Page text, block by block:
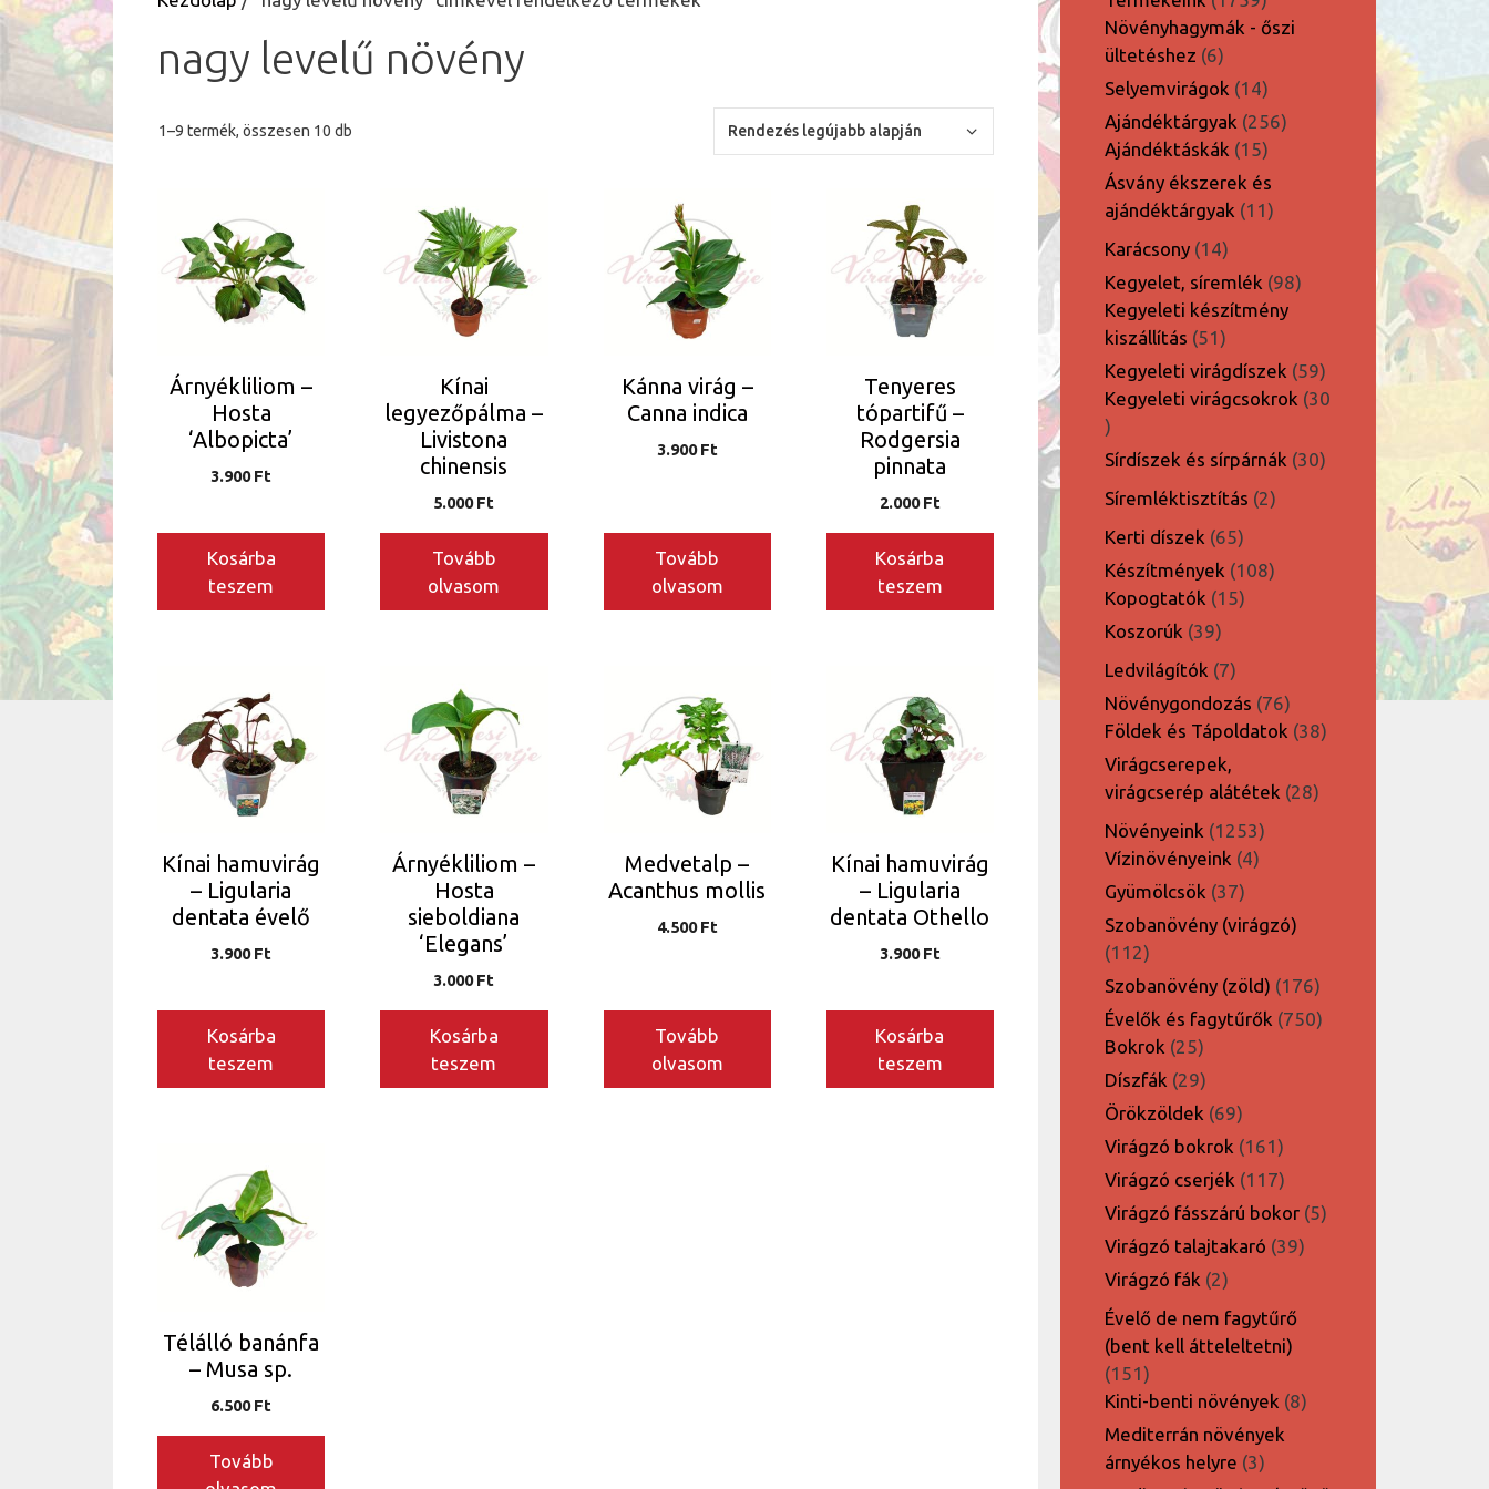
nagy levelű növény
1–9 termék, összesen 10 db
Árnyékliliom –
Hosta
‘Albopicta’
3.900Ft
Kosárba
teszem
Kínai
legyezőpálma –
Livistona
chinensis
5.000Ft
Tovább
olvasom
Kánna virág –
Canna indica
3.900Ft
Tovább
olvasom
Tenyeres
tópartifű –
Rodgersia
pinnata
2.000Ft
Kosárba
teszem
Kínai hamuvirág
– Ligularia
dentata évelő
3.900Ft
Kosárba
teszem
Árnyékliliom –
Hosta
sieboldiana
‘Elegans’
3.000Ft
Kosárba
teszem
Medvetalp –
Acanthus mollis
4.500Ft
Tovább
olvasom
Kínai hamuvirág
– Ligularia
dentata Othello
3.900Ft
Kosárba
teszem
Télálló banánfa
– Musa sp.
6.500Ft
Tovább
termék
Növényhagymák - őszi
ültetéshez 66
termék
Selyemvirágok 1414
termék
Ajándéktárgyak 256256
Ajándéktáskák 1515
termék
Ásvány ékszerek és
ajándéktárgyak
1111
Karácsony 1414
termék
Kegyelet, síremlék 9898
Kegyeleti készítmény
kiszállítás 5151
termék
Kegyeleti virágdíszek 5959
termék
Kegyeleti virágcsokrok 30
30
termék
Sírdíszek és sírpárnák 3030
Síremléktisztítás 22
Kerti díszek 6565
termék
Készítmények 108108
Kopogtatók 1515
Koszorúk 3939
termék
Ledvilágítók 77
termék
Növénygondozás 7676
termék
Földek és Tápoldatok 3838
Virágcserepek,
virágcserép alátétek 2828
Növényeink 12531253
termék
Vízinövényeink 44
Gyümölcsök 3737
termék
Szobanövény (virágzó)
112112
termék
Szobanövény (zöld) 176176
termék
Évelők és fagytűrők 750750
Bokrok 2525
termék
Díszfák 2929
termék
Örökzöldek 6969
termék
Virágzó bokrok 161161
termék
Virágzó cserjék 117117
termék
Virágzó fásszárú bokor 55
Virágzó talajtakaró 3939
Virágzó fák 22
termék
Évelő de nem fagytűrő
(bent kell átteleltetni)
151151
termék
Kinti-benti növények 88
Mediterrán növények
árnyékos helyre 33